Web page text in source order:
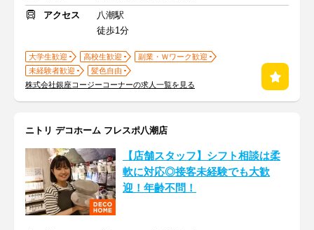
アクセス
八潮駅
徒歩1分
大学生歓迎 高校生歓迎
副業・Ｗワーク歓迎
未経験者歓迎
髪色自由
株式会社銀座コージーコーナーの求人一覧を見る
ニトリ デコホーム フレスポ八潮店
【店舗スタッフ】シフト相談は柔
軟に対応◎接客未経験でも大歓
迎！年齢不問！